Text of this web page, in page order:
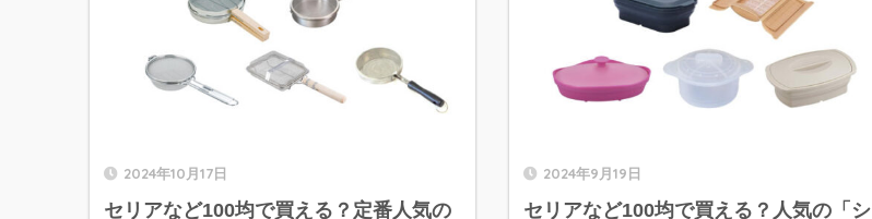
2024年10月17日
セリアなど100均で買える？定番人気の
2024年9月19日
セリアなど100均で買える？人気の「シ